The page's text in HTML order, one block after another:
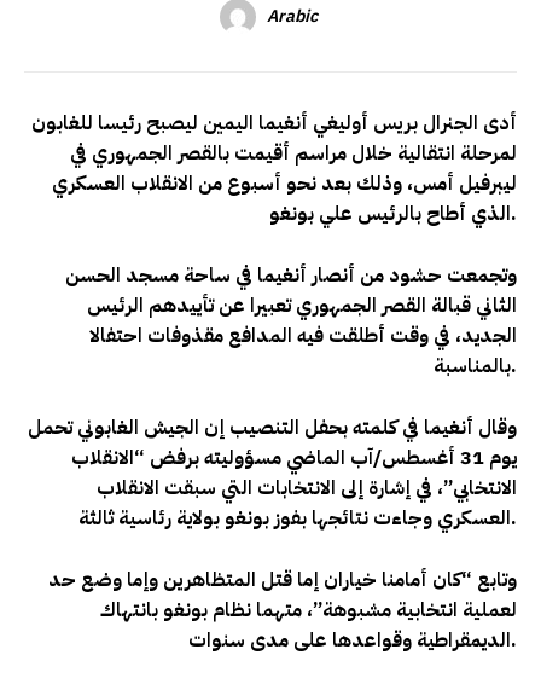
Arabic
أدى الجنرال بريس أوليغي أنغيما اليمين ليصبح رئيسا للغابون
لمرحلة انتقالية خلال مراسم أقيمت بالقصر الجمهوري في
ليبرفيل أمس، وذلك بعد نحو أسبوع من الانقلاب العسكري
الذي أطاح بالرئيس علي بونغو.
وتجمعت حشود من أنصار أنغيما في ساحة مسجد الحسن
الثاني قبالة القصر الجمهوري تعبيرا عن تأييدهم الرئيس
الجديد، في وقت أطلقت فيه المدافع مقذوفات احتفالا
بالمناسبة.
وقال أنغيما في كلمته بحفل التنصيب إن الجيش الغابوني تحمل
يوم 31 أغسطس/آب الماضي مسؤوليته برفض “الانقلاب
الانتخابي”، في إشارة إلى الانتخابات التي سبقت الانقلاب
العسكري وجاءت نتائجها بفوز بونغو بولاية رئاسية ثالثة.
وتابع “كان أمامنا خياران إما قتل المتظاهرين وإما وضع حد
لعملية انتخابية مشبوهة”، متهما نظام بونغو بانتهاك
الديمقراطية وقواعدها على مدى سنوات.